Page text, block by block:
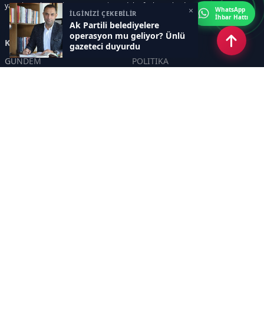
İLGİNİZİ ÇEKEBİLİR
Ak Partili belediyelere
operasyon mu geliyor? Ünlü
gazeteci duyurdu
×
yayınları, ekonomi, spor, magazin ve daha fazlası tek adreste.
Kategoriler
GÜNDEM
POLİTİKA
WhatsApp
İhbar Hattı